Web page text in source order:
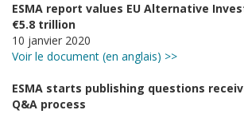
ESMA report values EU Alternative
€5.8 trillion
10 janvier 2020
Voir le document (en anglais) >>
ESMA starts publishing questions
Q&A process